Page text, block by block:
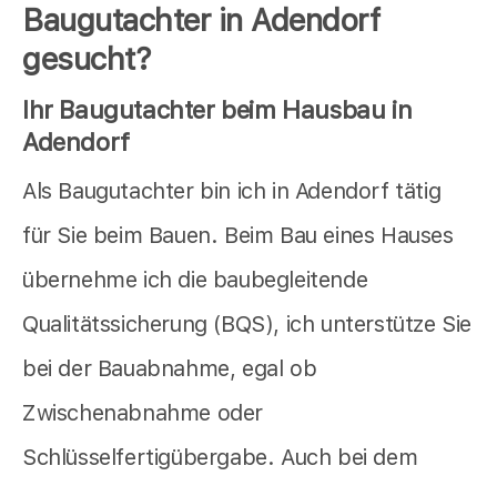
Baugutachter in Adendorf
gesucht?
Ihr Baugutachter beim Hausbau in
Adendorf
Als Baugutachter bin ich in Adendorf tätig
für Sie beim Bauen. Beim Bau eines Hauses
übernehme ich die baubegleitende
Qualitätssicherung (BQS), ich unterstütze Sie
bei der Bauabnahme, egal ob
Zwischenabnahme oder
Schlüsselfertigübergabe. Auch bei dem